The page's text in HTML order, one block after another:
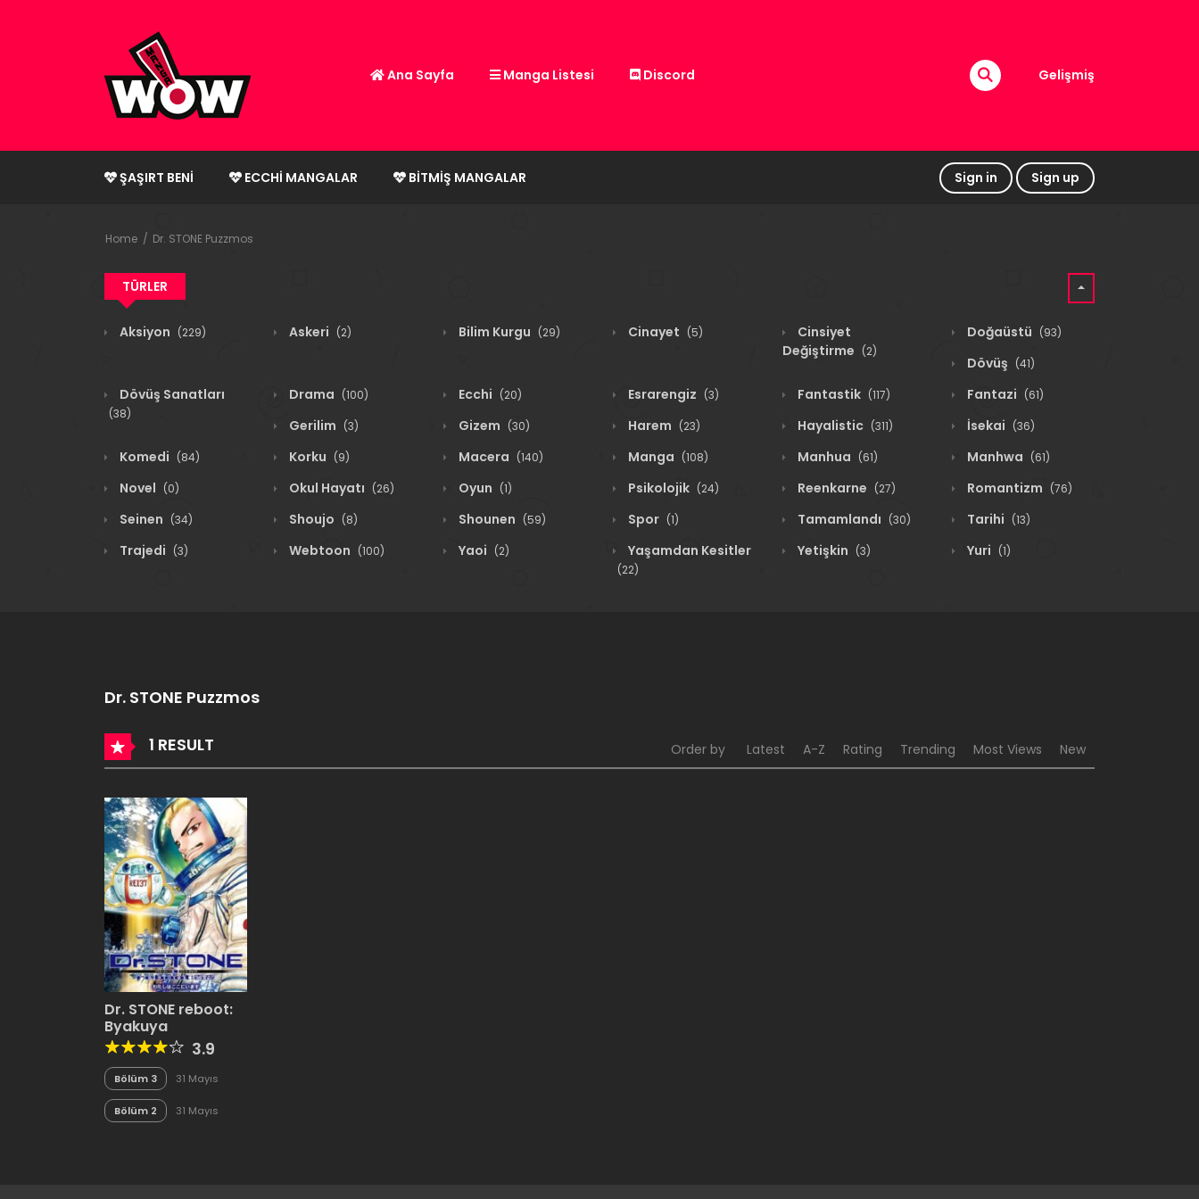
Ana Sayfa Manga Listesi Discord Gelişmiş
ŞAŞIRT BENI ECCHI MANGALAR BITMIŞ MANGALAR Sign in Sign up
Home Dr. STONE Puzzmos
TÜRLER
Aksiyon (229) Askeri (2) Bilim Kurgu (29) Cinayet (5)
Cinsiyet
Değiştirme (2)
Doğaüstü (93)
Dövüş (41)
Dövüş Sanatları
(38)
Drama (100) Ecchi (20) Esrarengiz (3) Fantastik (117) Fantazi (61)
Gerilim (3) Gizem (30) Harem (23) Hayalistic (311) İsekai (36)
Komedi (84) Korku (9) Macera (140) Manga (108) Manhua (61) Manhwa (61)
Novel (0) Okul Hayatı (26) Oyun (1) Psikolojik (24) Reenkarne (27) Romantizm (76)
Seinen (34) Shoujo (8) Shounen (59) Spor (1) Tamamlandı (30) Tarihi (13)
Trajedi (3) Webtoon (100) Yaoi (2) Yaşamdan Kesitler
(22)
Yetişkin (3) Yuri (1)
Dr. STONE Puzzmos
1 RESULT Order by Latest A-Z Rating Trending Most Views New
Dr. STONE reboot:
Byakuya
3.9
Bölüm 3
31 Mayıs
Bölüm 2
31 Mayıs